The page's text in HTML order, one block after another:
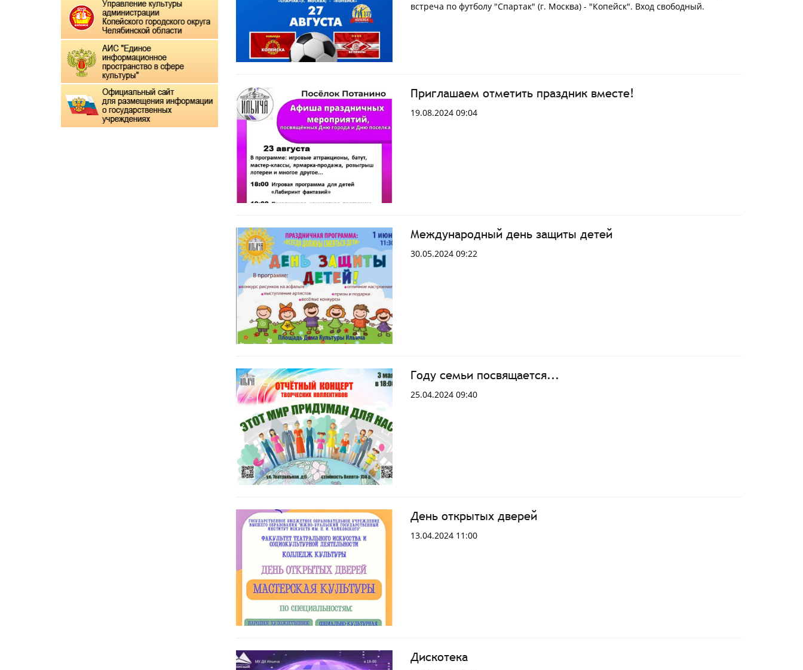
встреча по футболу "Спартак" (г. Москва) - "Копейск". Вход свободный.
Приглашаем отметить праздник вместе!
19.08.2024 09:04
Международный день защиты детей
30.05.2024 09:22
Году семьи посвящается...
25.04.2024 09:40
День открытых дверей
13.04.2024 11:00
Дискотека